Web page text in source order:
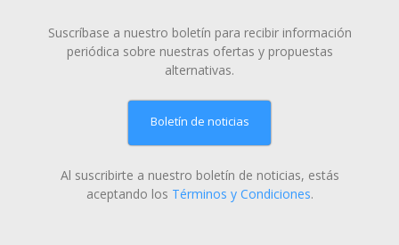
Suscríbase a nuestro boletín para recibir información
periódica sobre nuestras ofertas y propuestas
alternativas.
Boletín de noticias
Al suscribirte a nuestro boletín de noticias, estás
aceptando los Términos y Condiciones.